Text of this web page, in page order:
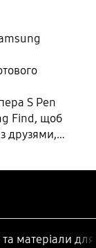
S Pen
Find, щоб
друзями,
матеріали